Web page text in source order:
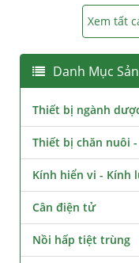
Xem tất
Danh Mục
Thiết bị ngành
Thiết bị chăn nuôi
Kính hiển vi - Kính
Cân điện tử
Nồi hấp tiệt trùng